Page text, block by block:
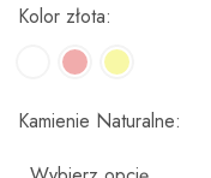
Kolor złota
Kamienie Naturalne